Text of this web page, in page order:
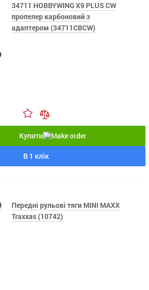
34711 HOBBYWING X9 PLUS CW
пропелер карбоновий з
адаптером (34711CBCW)
Купити
В 1 клік
Передні рульові тяги MINI MAXX
Traxxas (10742)